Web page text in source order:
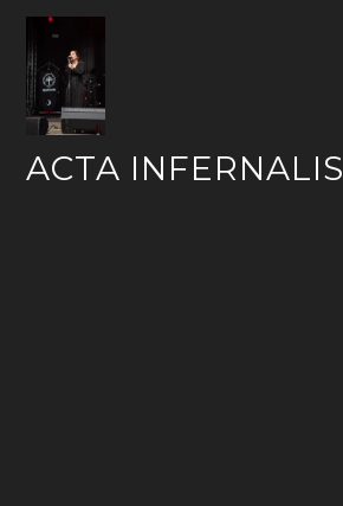
Skip
content
ACTA INFERNALIS